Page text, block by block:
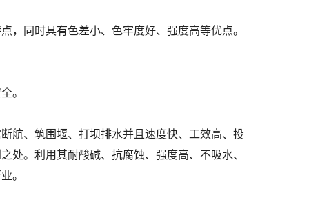
，同时具有色差小、色牢度好、强度高等优点。
。
航、筑围堰、打坝排水并且速度快、工效高、投
处。利用其耐酸碱、抗腐蚀、强度高、不吸水、
。